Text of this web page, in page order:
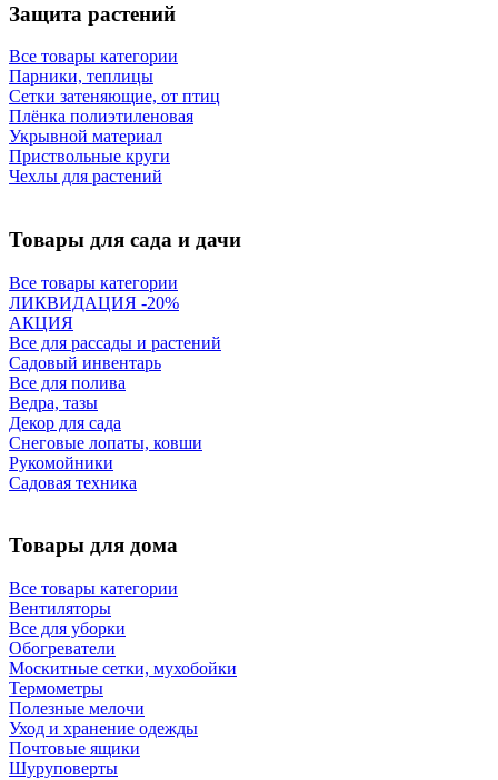
Защита растений
Все товары категории
Парники, теплицы
Сетки затеняющие, от птиц
Плёнка полиэтиленовая
Укрывной материал
Приствольные круги
Чехлы для растений
Товары для сада и дачи
Все товары категории
ЛИКВИДАЦИЯ -20%
АКЦИЯ
Все для рассады и растений
Садовый инвентарь
Все для полива
Ведра, тазы
Декор для сада
Снеговые лопаты, ковши
Рукомойники
Садовая техника
Товары для дома
Все товары категории
Вентиляторы
Все для уборки
Обогреватели
Москитные сетки, мухобойки
Термометры
Полезные мелочи
Уход и хранение одежды
Почтовые ящики
Шуруповерты